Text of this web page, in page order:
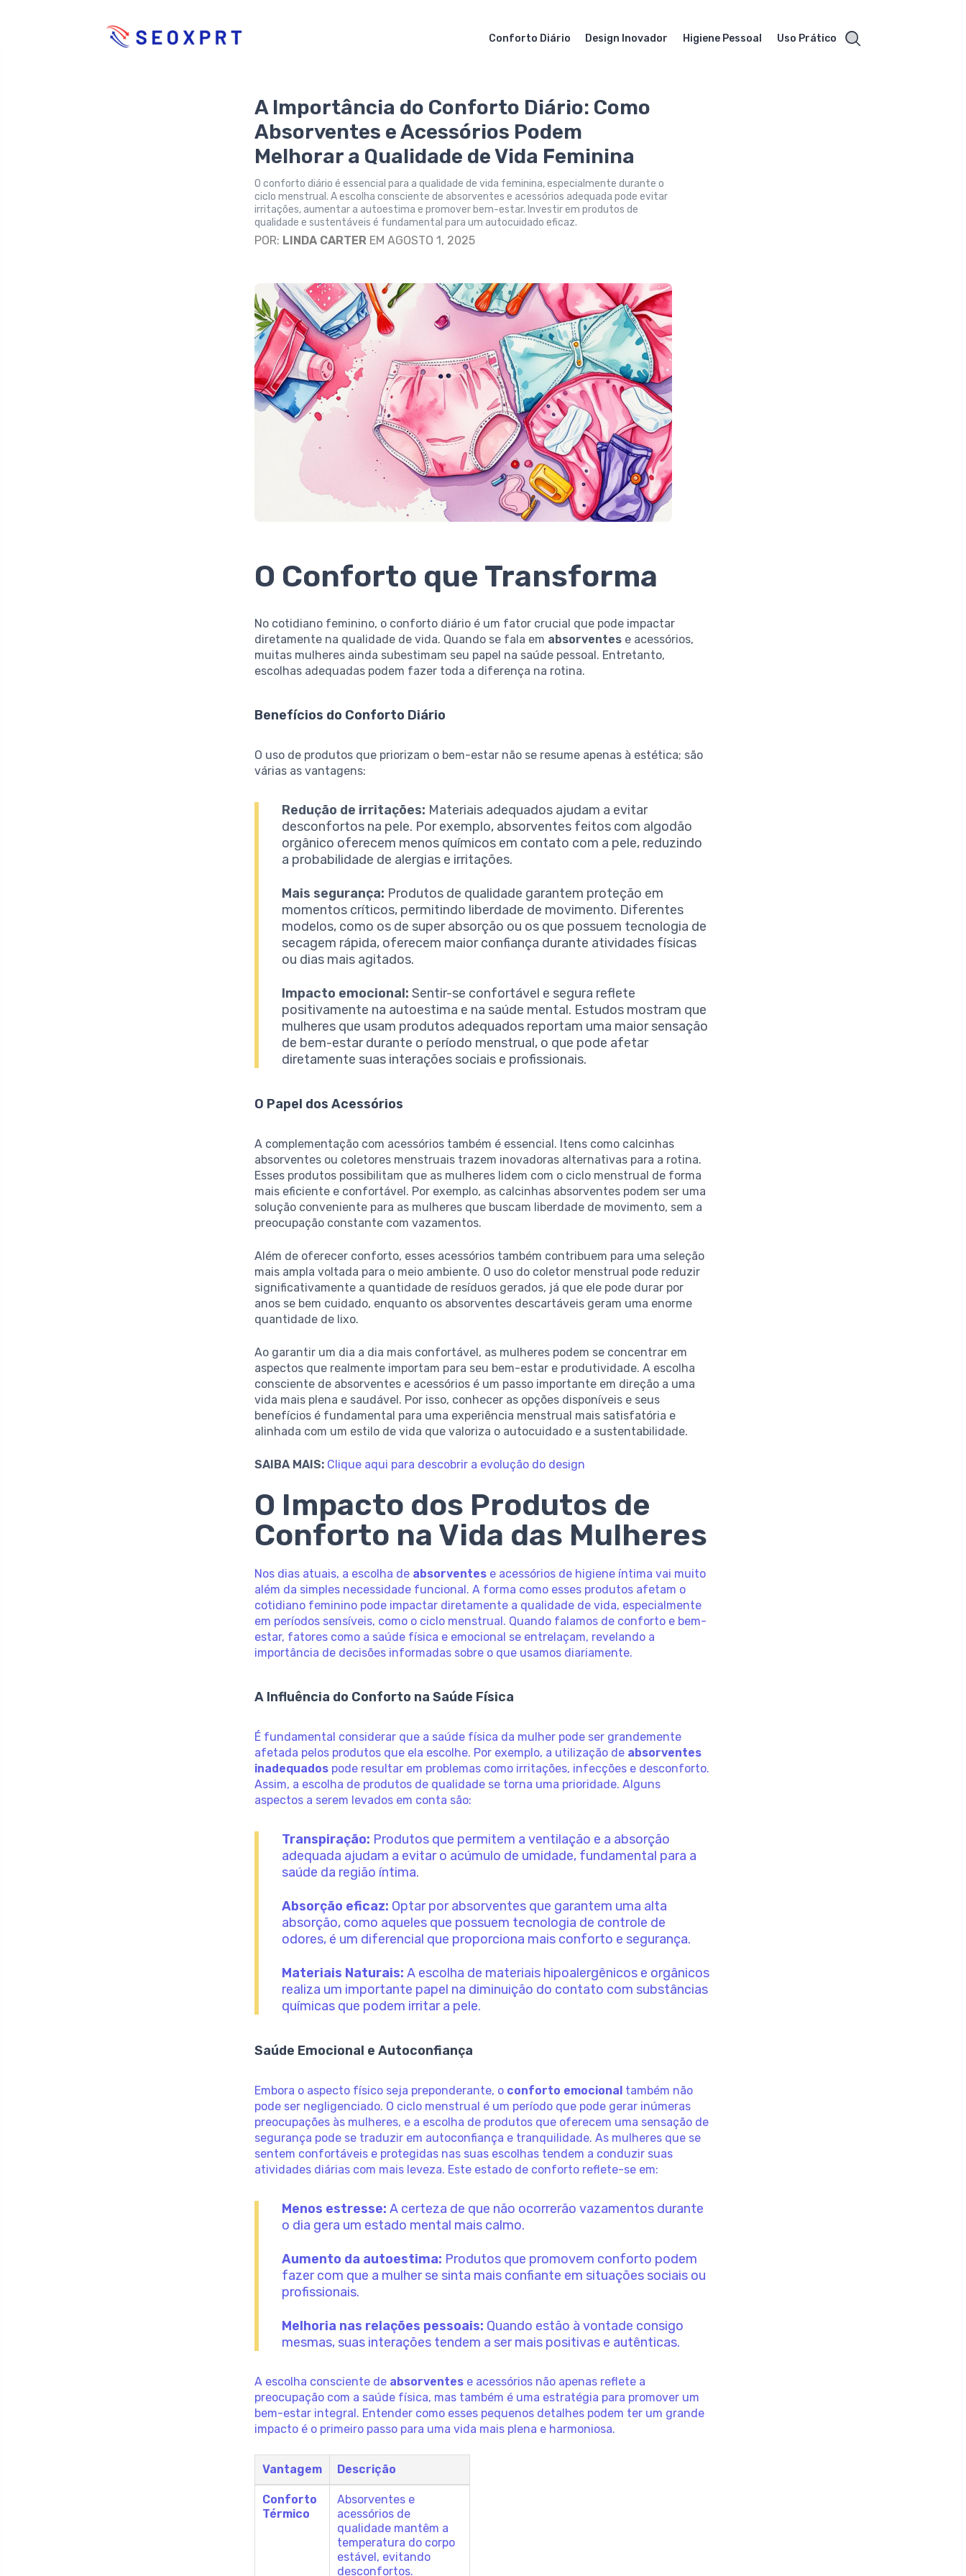
Conforto Diário Design Inovador Higiene Pessoal Uso Prático
A Importância do Conforto Diário: Como
Absorventes e Acessórios Podem
Melhorar a Qualidade de Vida Feminina
O conforto diário é essencial para a qualidade de vida feminina, especialmente durante o
ciclo menstrual. A escolha consciente de absorventes e acessórios adequada pode evitar
irritações, aumentar a autoestima e promover bem-estar. Investir em produtos de
qualidade e sustentáveis é fundamental para um autocuidado eficaz.
POR: LINDA CARTER EM AGOSTO 1, 2025
O Conforto que Transforma
No cotidiano feminino, o conforto diário é um fator crucial que pode impactar
diretamente na qualidade de vida. Quando se fala em absorventes e acessórios,
muitas mulheres ainda subestimam seu papel na saúde pessoal. Entretanto,
escolhas adequadas podem fazer toda a diferença na rotina.
Benefícios do Conforto Diário
O uso de produtos que priorizam o bem-estar não se resume apenas à estética; são
várias as vantagens:
Redução de irritações: Materiais adequados ajudam a evitar
desconfortos na pele. Por exemplo, absorventes feitos com algodão
orgânico oferecem menos químicos em contato com a pele, reduzindo
a probabilidade de alergias e irritações.
Mais segurança: Produtos de qualidade garantem proteção em
momentos críticos, permitindo liberdade de movimento. Diferentes
modelos, como os de super absorção ou os que possuem tecnologia de
secagem rápida, oferecem maior confiança durante atividades físicas
ou dias mais agitados.
Impacto emocional: Sentir-se confortável e segura reflete
positivamente na autoestima e na saúde mental. Estudos mostram que
mulheres que usam produtos adequados reportam uma maior sensação
de bem-estar durante o período menstrual, o que pode afetar
diretamente suas interações sociais e profissionais.
O Papel dos Acessórios
A complementação com acessórios também é essencial. Itens como calcinhas
absorventes ou coletores menstruais trazem inovadoras alternativas para a rotina.
Esses produtos possibilitam que as mulheres lidem com o ciclo menstrual de forma
mais eficiente e confortável. Por exemplo, as calcinhas absorventes podem ser uma
solução conveniente para as mulheres que buscam liberdade de movimento, sem a
preocupação constante com vazamentos.
Além de oferecer conforto, esses acessórios também contribuem para uma seleção
mais ampla voltada para o meio ambiente. O uso do coletor menstrual pode reduzir
significativamente a quantidade de resíduos gerados, já que ele pode durar por
anos se bem cuidado, enquanto os absorventes descartáveis geram uma enorme
quantidade de lixo.
Ao garantir um dia a dia mais confortável, as mulheres podem se concentrar em
aspectos que realmente importam para seu bem-estar e produtividade. A escolha
consciente de absorventes e acessórios é um passo importante em direção a uma
vida mais plena e saudável. Por isso, conhecer as opções disponíveis e seus
benefícios é fundamental para uma experiência menstrual mais satisfatória e
alinhada com um estilo de vida que valoriza o autocuidado e a sustentabilidade.
SAIBA MAIS: Clique aqui para descobrir a evolução do design
O Impacto dos Produtos de
Conforto na Vida das Mulheres
Nos dias atuais, a escolha de absorventes e acessórios de higiene íntima vai muito
além da simples necessidade funcional. A forma como esses produtos afetam o
cotidiano feminino pode impactar diretamente a qualidade de vida, especialmente
em períodos sensíveis, como o ciclo menstrual. Quando falamos de conforto e bem-
estar, fatores como a saúde física e emocional se entrelaçam, revelando a
importância de decisões informadas sobre o que usamos diariamente.
A Influência do Conforto na Saúde Física
É fundamental considerar que a saúde física da mulher pode ser grandemente
afetada pelos produtos que ela escolhe. Por exemplo, a utilização de absorventes
inadequados pode resultar em problemas como irritações, infecções e desconforto.
Assim, a escolha de produtos de qualidade se torna uma prioridade. Alguns
aspectos a serem levados em conta são:
Transpiração: Produtos que permitem a ventilação e a absorção
adequada ajudam a evitar o acúmulo de umidade, fundamental para a
saúde da região íntima.
Absorção eficaz: Optar por absorventes que garantem uma alta
absorção, como aqueles que possuem tecnologia de controle de
odores, é um diferencial que proporciona mais conforto e segurança.
Materiais Naturais: A escolha de materiais hipoalergênicos e orgânicos
realiza um importante papel na diminuição do contato com substâncias
químicas que podem irritar a pele.
Saúde Emocional e Autoconfiança
Embora o aspecto físico seja preponderante, o conforto emocional também não
pode ser negligenciado. O ciclo menstrual é um período que pode gerar inúmeras
preocupações às mulheres, e a escolha de produtos que oferecem uma sensação de
segurança pode se traduzir em autoconfiança e tranquilidade. As mulheres que se
sentem confortáveis e protegidas nas suas escolhas tendem a conduzir suas
atividades diárias com mais leveza. Este estado de conforto reflete-se em:
Menos estresse: A certeza de que não ocorrerão vazamentos durante
o dia gera um estado mental mais calmo.
Aumento da autoestima: Produtos que promovem conforto podem
fazer com que a mulher se sinta mais confiante em situações sociais ou
profissionais.
Melhoria nas relações pessoais: Quando estão à vontade consigo
mesmas, suas interações tendem a ser mais positivas e autênticas.
A escolha consciente de absorventes e acessórios não apenas reflete a
preocupação com a saúde física, mas também é uma estratégia para promover um
bem-estar integral. Entender como esses pequenos detalhes podem ter um grande
impacto é o primeiro passo para uma vida mais plena e harmoniosa.
Vantagem Descrição
Conforto
Térmico
Absorventes e
acessórios de
qualidade mantêm a
temperatura do corpo
estável, evitando
desconfortos.